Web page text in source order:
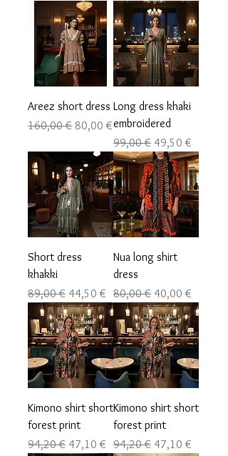
Areez short dress
Precio
160,00 € Precio de oferta
80,00 €
Long dress khaki
embroidered
Precio
99,00 € Precio de oferta
49,50 €
Short dress
khakki
Precio
89,00 € Precio de oferta
44,50 €
Nua long shirt
dress
Precio
80,00 € Precio de oferta
40,00 €
Kimono shirt short
forest print
Precio
94,20 € Precio de oferta
47,10 €
Kimono shirt short
forest print
Precio
94,20 € Precio de oferta
47,10 €